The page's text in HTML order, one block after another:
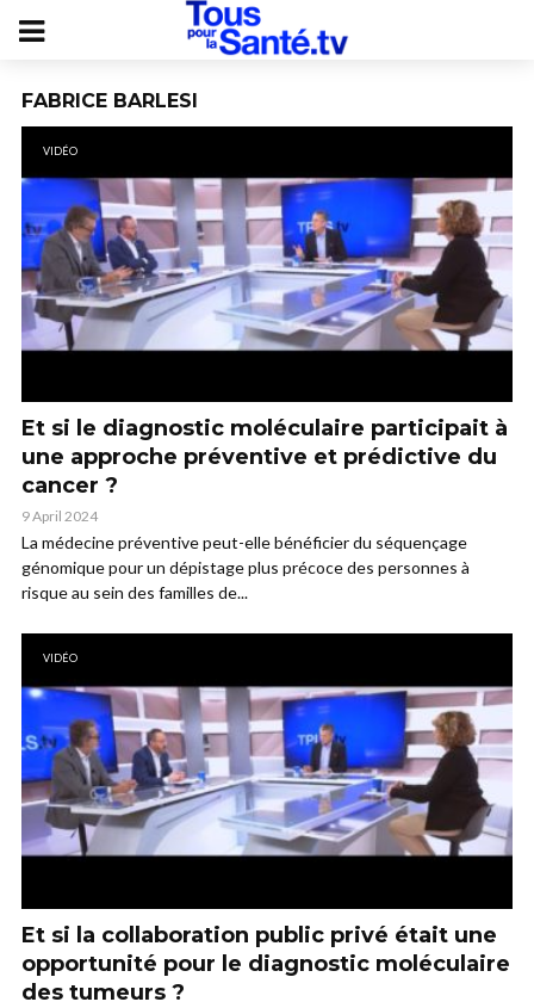
FABRICE BARLESI
VIDÉO
Et si le diagnostic moléculaire participait à
une approche préventive et prédictive du
cancer ?
9 April 2024
La médecine préventive peut-elle bénéficier du séquençage
génomique pour un dépistage plus précoce des personnes à
risque au sein des familles de...
VIDÉO
Et si la collaboration public privé était une
opportunité pour le diagnostic moléculaire
des tumeurs ?